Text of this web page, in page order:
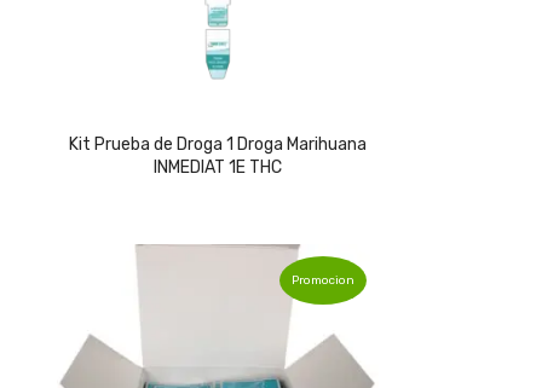
Kit Prueba de Droga 1 Droga Marihuana
INMEDIAT 1E THC
Promocion